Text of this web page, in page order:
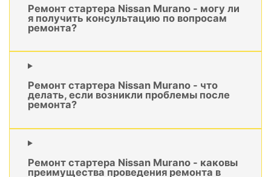
Ремонт стартера Nissan Murano - могу ли
я получить консультацию по вопросам
ремонта?
Ремонт стартера Nissan Murano - что
делать, если возникли проблемы после
ремонта?
Ремонт стартера Nissan Murano - каковы
преимущества проведения ремонта в